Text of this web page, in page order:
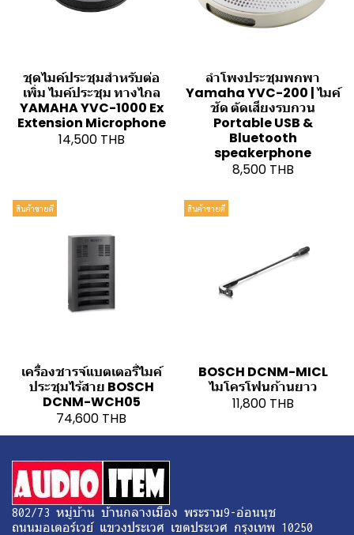
ชุดไมค์ประชุมสำหรับต่อ
เพิ่ม ไมค์ประชุม ทางไกล
YAMAHA YVC-1000 Ex
Extension Microphone
14,500 THB
ลำโพงประชุมพกพา
Yamaha YVC-200 | ไมค์
ชัด ตัดเสียงรบกวน
Portable USB &
Bluetooth
speakerphone
8,500 THB
สินค้าขายดี
เครื่องชารจ์แบตเตอรี่ไมค์
ประชุมไร้สาย BOSCH
DCNM-WCH05
74,600 THB
สินค้าขายดี
BOSCH DCNM-MICL
ไมโครโฟนก้านยาว
11,800 THB
802/73 หมู่บ้าน บ้านกลางเมือง พระราม9-อ่อนนุช
ถนนมอเตอร์เวย์ แขวงประเวศ เขตประเวศ กรุงเทพ 10250